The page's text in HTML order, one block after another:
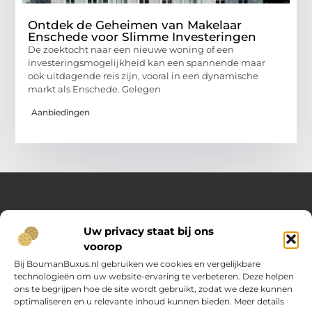
Uw privacy staat bij ons
voorop
Bij BoumanBuxus.nl gebruiken we cookies en vergelijkbare
technologieën om uw website-ervaring te verbeteren. Deze helpen
ons te begrijpen hoe de site wordt gebruikt, zodat we deze kunnen
optimaliseren en u relevante inhoud kunnen bieden. Meer details
Ontdek de Geheimen van Makelaar
Enschede voor Slimme Investeringen
De zoektocht naar een nieuwe woning of een
investeringsmogelijkheid kan een spannende maar
ook uitdagende reis zijn, vooral in een dynamische
markt als Enschede. Gelegen
Aanbiedingen
Over Opelweb
Jouw startpunt voor handige tips en inspirerende artikelen
Op Opelweb.nl vind je een gevarieerd aanbod aan blogs en
content die je helpen meer uit je dag te halen – van nuttige
adviezen tot verrassende inzichten voor in het dagelijks leven.